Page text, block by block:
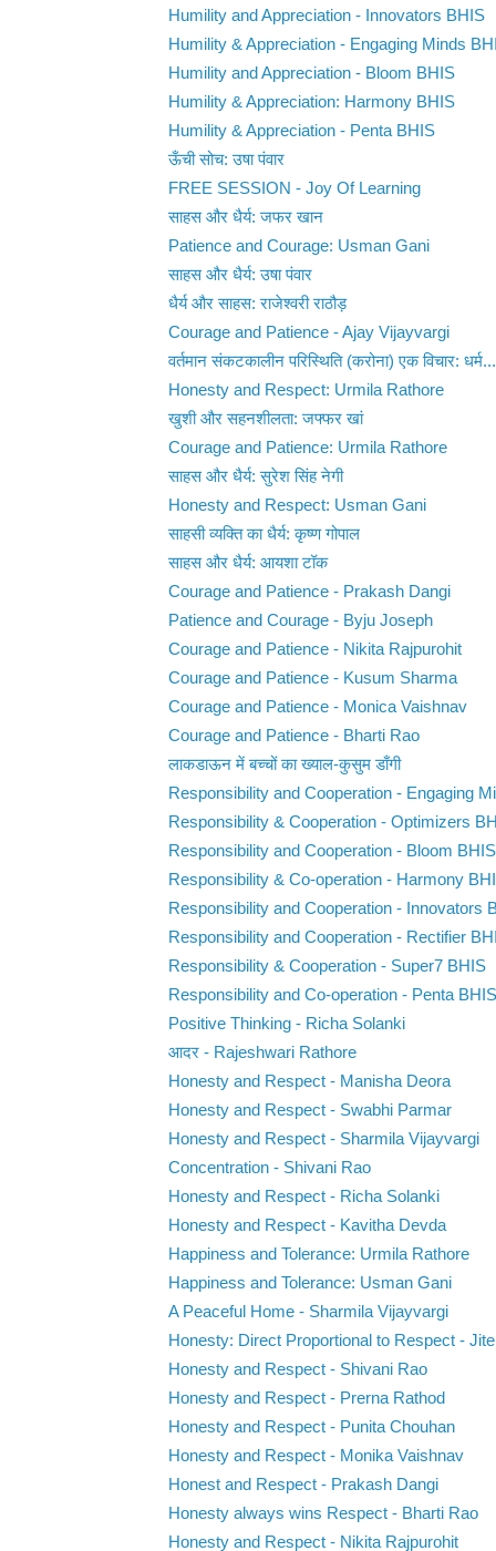
Humility and Appreciation - Innovators BHIS
Humility & Appreciation - Engaging Minds
Humility and Appreciation - Bloom BHIS
Humility & Appreciation: Harmony BHIS
Humility & Appreciation - Penta BHIS
ऊँची सोच: उषा पंवार
FREE SESSION - Joy Of Learning
साहस और धैर्य: जफर खान
Patience and Courage: Usman Gani
साहस और धैर्य: उषा पंवार
धैर्य और साहस: राजेश्वरी राठौड़
Courage and Patience - Ajay Vijayvargi
वर्तमान संकटकालीन परिस्थिति (करोना) एक विचार: धर्म...
Honesty and Respect: Urmila Rathore
खुशी और सहनशीलता: जफ्फर खां
Courage and Patience: Urmila Rathore
साहस और धैर्य: सुरेश सिंह नेगी
Honesty and Respect: Usman Gani
साहसी व्यक्ति का धैर्य: कृष्ण गोपाल
साहस और धैर्य: आयशा टॉक
Courage and Patience - Prakash Dangi
Patience and Courage - Byju Joseph
Courage and Patience - Nikita Rajpurohit
Courage and Patience - Kusum Sharma
Courage and Patience - Monica Vaishnav
Courage and Patience - Bharti Rao
लाकडाऊन में बच्चों का ख्याल-कुसुम डाँगी
Responsibility and Cooperation - Engaging
Responsibility & Cooperation - Optimizers
Responsibility and Cooperation - Bloom BHIS
Responsibility & Co-operation - Harmony
Responsibility and Cooperation - Innovators
Responsibility and Cooperation - Rectifier
Responsibility & Cooperation - Super7 BHIS
Responsibility and Co-operation - Penta BHIS
Positive Thinking - Richa Solanki
आदर - Rajeshwari Rathore
Honesty and Respect - Manisha Deora
Honesty and Respect - Swabhi Parmar
Honesty and Respect - Sharmila Vijayvargi
Concentration - Shivani Rao
Honesty and Respect - Richa Solanki
Honesty and Respect - Kavitha Devda
Happiness and Tolerance: Urmila Rathore
Happiness and Tolerance: Usman Gani
A Peaceful Home - Sharmila Vijayvargi
Honesty: Direct Proportional to Respect -
Honesty and Respect - Shivani Rao
Honesty and Respect - Prerna Rathod
Honesty and Respect - Punita Chouhan
Honesty and Respect - Monika Vaishnav
Honest and Respect - Prakash Dangi
Honesty always wins Respect - Bharti Rao
Honesty and Respect - Nikita Rajpurohit